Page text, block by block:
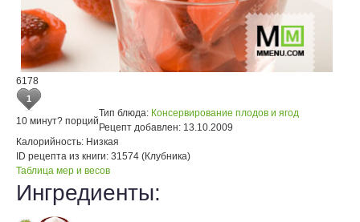
6178
1
10 минут? порций
Тип блюда: Консервирование плодов и ягод
Рецепт добавлен: 13.10.2009
Калорийность: Низкая
ID рецепта из книги: 31574 (Клубника)
Таблица мер и весов
Ингредиенты: